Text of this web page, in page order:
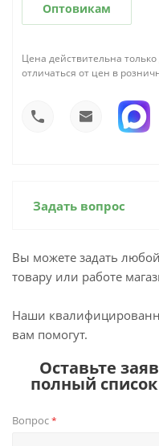
Оптовикам
Цена действительна
отличаться от цен в
Задать вопрос
Вы можете задать
товару или работе
Наши
вам помогут.
Оставьте
полный
Вопрос*